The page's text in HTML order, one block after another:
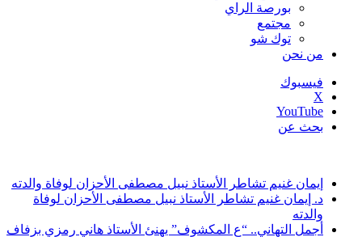
بورصة الراي
مجتمع
توك شو
من نحن
فيسبوك
‫X
‫YouTube
بحث عن
إيمان غنيم تشاطر الأستاذ نبيل مصطفى الأحزان لوفاة والدته
د. إيمان غنيم تشاطر الأستاذ نبيل مصطفى الأحزان لوفاة
والدته
أجمل التهاني.. “ع المكشوف” يهنئ الأستاذ هاني رمزي بزفاف